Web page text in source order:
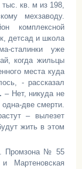
кв. м из 198,
мехзаводу.
комплексной
детсад и школа
уже
когда жильцы
места куда
- рассказал
– Нет, никуда не
две смерти.
– вылезет
жить в этом
Промзона № 55
Мартеновская